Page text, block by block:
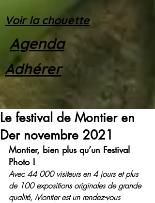
Voir la chouette
Adhérer
Agenda
Le festival de Montier en
Der novembre 2021
Montier, bien plus qu’un Festival
Photo !
Avec 44 000 visiteurs en 4 jours et plus
de 100 expositions originales de grande
qualité, Montier est un rendez-vous